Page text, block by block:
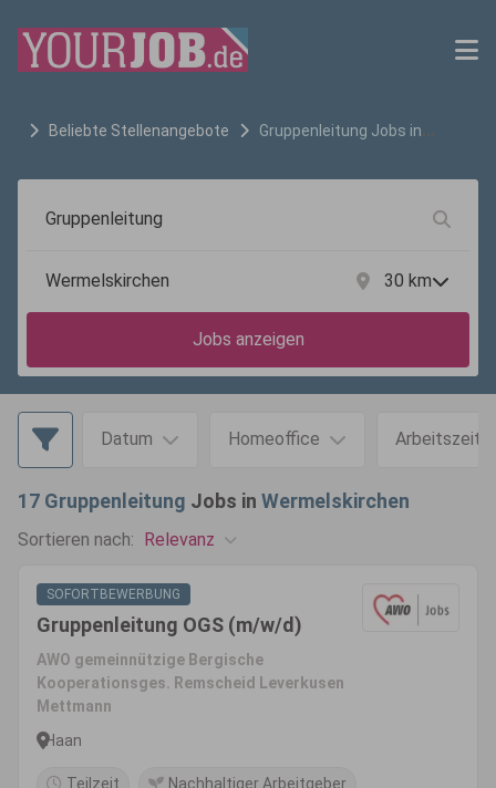
Beliebte Stellenangebote Gruppenleitung Jobs in
30 km
Jobs anzeigen
Datum Homeoffice Arbeitszeit
17 Gruppenleitung Jobs in Wermelskirchen
Sortieren nach: Relevanz
SOFORTBEWERBUNG
Gruppenleitung OGS (m/w/d)
AWO gemeinnützige Bergische
Kooperationsges. Remscheid Leverkusen
Mettmann
Haan
Teilzeit Nachhaltiger Arbeitgeber